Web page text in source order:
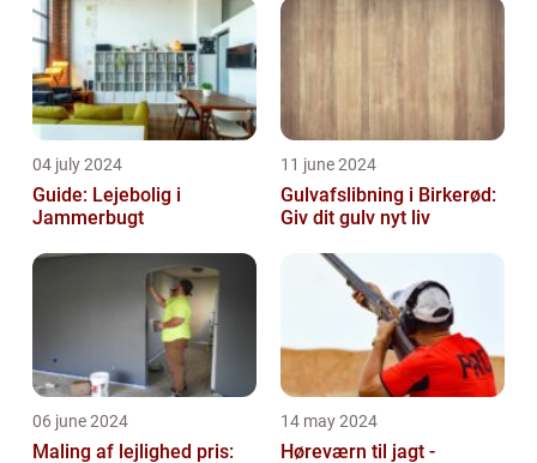
04 july 2024
Guide: Lejebolig i
Jammerbugt
11 june 2024
Gulvafslibning i Birkerød:
Giv dit gulv nyt liv
06 june 2024
Maling af lejlighed pris:
14 may 2024
Høreværn til jagt -